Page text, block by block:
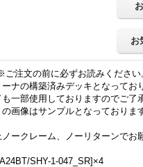
お
ご注文の前に必ずお読みください
ナの構築済みデッキとなってお
一部使用しておりますのでご了
画像はサンプルとなっており
ークレーム、ノーリターンでお
SHY-1-047_SR]×4